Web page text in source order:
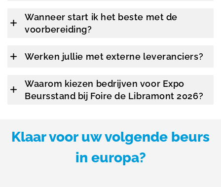
Wanneer start ik het beste met de
voorbereiding?
Werken jullie met externe leveranciers?
Waarom kiezen bedrijven voor Expo
Beursstand bij Foire de Libramont 2026?
Klaar voor uw volgende beurs
in europa?